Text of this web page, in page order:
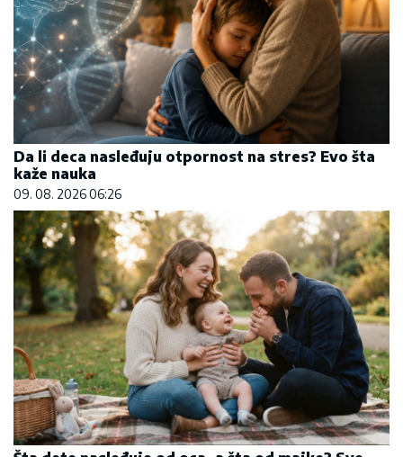
Da li deca nasleđuju otpornost na stres? Evo šta
kaže nauka
09. 08. 2026 06:26